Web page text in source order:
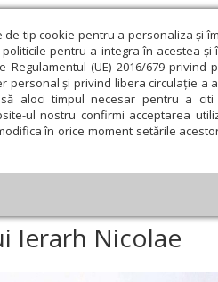
de tip cookie pentru a personaliza și
pentru a integra în acestea
Regulamentul (UE) 2016/679
personal și privind libera circulație a
aloci timpul necesar pentru a
ul nostru confirmi acceptarea
în orice moment setările
și spiritualitate Educaţie și
Analiză Reportaj
Sfântului Ierarh Nicolae
Ierarh Nicolae